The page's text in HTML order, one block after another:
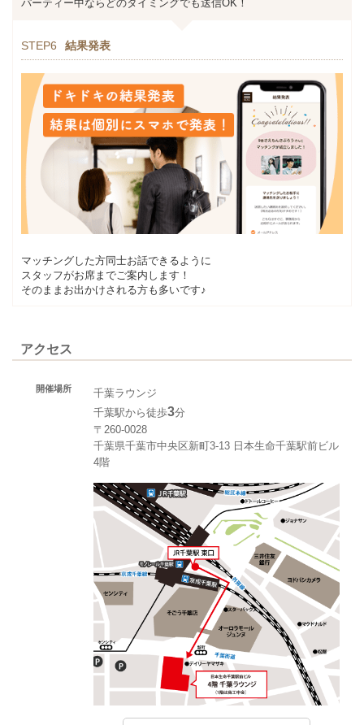
パーティー中ならどのタイミングでも送信OK！
STEP6 結果発表
マッチングした方同士お話できるように
スタッフがお席までご案内します！
そのままお出かけされる方も多いです♪
アクセス
開催場所
千葉ラウンジ
千葉駅から徒歩3分
〒260-0028
千葉県千葉市中央区新町3-13 日本生命千葉駅前ビル
4階